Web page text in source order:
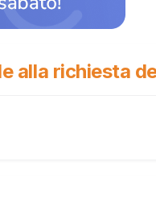
alla richiesta